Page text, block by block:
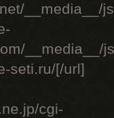
__media__/
__media__/
seti.ru/[/url]
cgi-